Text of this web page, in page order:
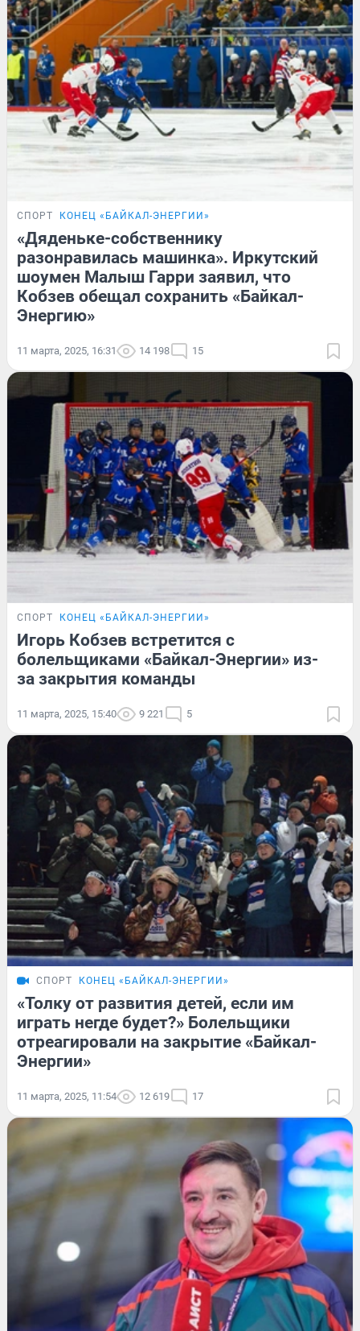
СПОРТ КОНЕЦ «БАЙКАЛ-ЭНЕРГИИ»
«Дяденьке-собственнику
разонравилась машинка». Иркутский
шоумен Малыш Гарри заявил, что
Кобзев обещал сохранить «Байкал-
Энергию»
11 марта, 2025, 16:31 14 198 15
СПОРТ КОНЕЦ «БАЙКАЛ-ЭНЕРГИИ»
Игорь Кобзев встретится с
болельщиками «Байкал-Энергии» из-
за закрытия команды
11 марта, 2025, 15:40 9 221 5
СПОРТ КОНЕЦ «БАЙКАЛ-ЭНЕРГИИ»
«Толку от развития детей, если им
играть негде будет?» Болельщики
отреагировали на закрытие «Байкал-
Энергии»
11 марта, 2025, 11:54 12 619 17